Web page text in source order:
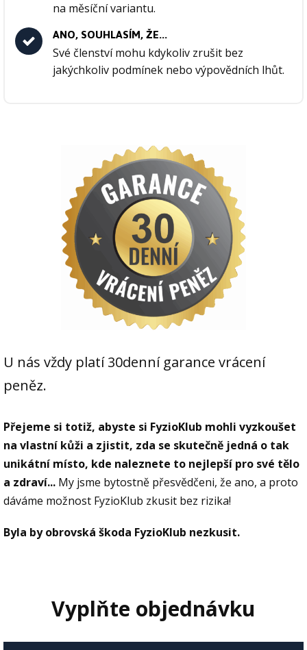
na měsíční variantu.
ANO, SOUHLASÍM, ŽE...
Své členství mohu kdykoliv zrušit bez
jakýchkoliv podmínek nebo výpovědních lhůt.
U nás vždy platí 30denní garance vrácení
peněz.
Přejeme si totiž, abyste si FyzioKlub mohli vyzkoušet
na vlastní kůži a zjistit, zda se skutečně jedná o tak
unikátní místo, kde naleznete to nejlepší pro své tělo
a zdraví... My jsme bytostně přesvědčeni, že ano, a proto
dáváme možnost FyzioKlub zkusit bez rizika!
Byla by obrovská škoda FyzioKlub nezkusit.
Vyplňte objednávku